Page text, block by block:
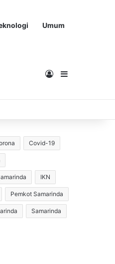
Umum
MasukSidebar
Covid-19
IKN
Pemkot Samarinda
Samarinda